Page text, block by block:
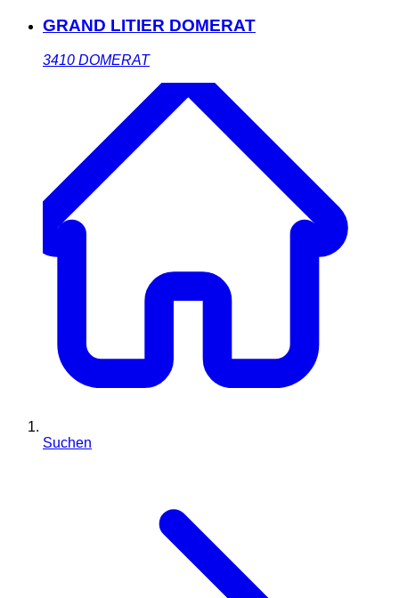
GRAND LITIER DOMERAT
3410 DOMERAT
Suchen